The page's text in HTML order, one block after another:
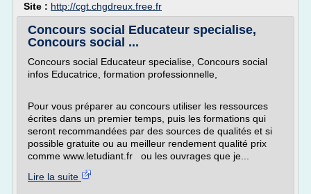
Site : http://cgt.chgdreux.free.fr
Concours social Educateur specialise,
Concours social ...
Concours social Educateur specialise, Concours social
infos Educatrice, formation professionnelle,
Pour vous préparer au concours utiliser les ressources
écrites dans un premier temps, puis les formations qui
seront recommandées par des sources de qualités et si
possible gratuite ou au meilleur rendement qualité prix
comme www.letudiant.fr ou les ouvrages que je...
Lire la suite